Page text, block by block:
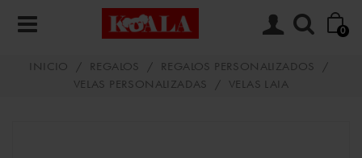
0
INICIO / REGALOS / REGALOS PERSONALIZADOS
/
VELAS PERSONALIZADAS
/ VELAS LAIA